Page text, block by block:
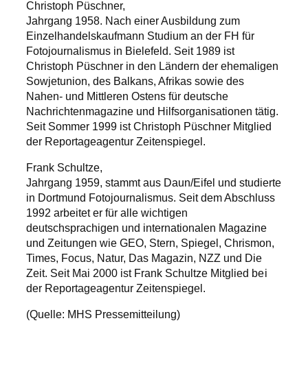
Christoph Püschner,
Jahrgang 1958. Nach einer Ausbildung zum
Einzelhandelskaufmann Studium an der FH für
Fotojournalismus in Bielefeld. Seit 1989 ist
Christoph Püschner in den Ländern der ehemaligen
Sowjetunion, des Balkans, Afrikas sowie des
Nahen- und Mittleren Ostens für deutsche
Nachrichtenmagazine und Hilfsorganisationen tätig.
Seit Sommer 1999 ist Christoph Püschner Mitglied
der Reportageagentur Zeitenspiegel.
Frank Schultze,
Jahrgang 1959, stammt aus Daun/Eifel und studierte
in Dortmund Fotojournalismus. Seit dem Abschluss
1992 arbeitet er für alle wichtigen
deutschsprachigen und internationalen Magazine
und Zeitungen wie GEO, Stern, Spiegel, Chrismon,
Times, Focus, Natur, Das Magazin, NZZ und Die
Zeit. Seit Mai 2000 ist Frank Schultze Mitglied bei
der Reportageagentur Zeitenspiegel.
(Quelle: MHS Pressemitteilung)